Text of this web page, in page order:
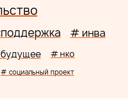
# инва
# нко
# социальный проект